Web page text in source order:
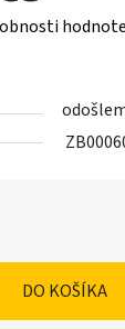
DO KOŠÍKA